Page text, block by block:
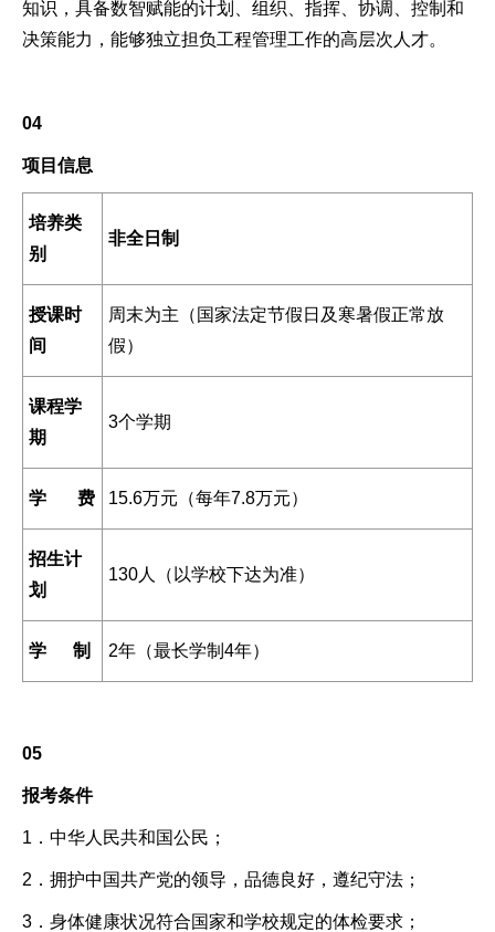
知识，具备数智赋能的计划、组织、指挥、协调、控制和
决策能力，能够独立担负工程管理工作的高层次人才。
04
项目信息
培养类
别
非全日制
授课时
间
周末为主（国家法定节假日及寒暑假正常放
假）
课程学
期
3个学期
学 费 15.6万元（每年7.8万元）
招生计
划
130人（以学校下达为准）
学 制 2年（最长学制4年）
05
报考条件
1．中华人民共和国公民；
2．拥护中国共产党的领导，品德良好，遵纪守法；
3．身体健康状况符合国家和学校规定的体检要求；